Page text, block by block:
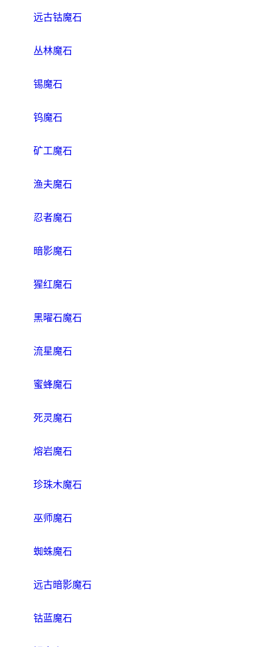
远古钴魔石
丛林魔石
锡魔石
钨魔石
矿工魔石
渔夫魔石
忍者魔石
暗影魔石
猩红魔石
黑曜石魔石
流星魔石
蜜蜂魔石
死灵魔石
熔岩魔石
珍珠木魔石
巫师魔石
蜘蛛魔石
远古暗影魔石
钴蓝魔石